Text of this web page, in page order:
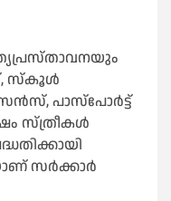
സ്‌കൂള്‍
പാസ്‌പോര്‍ട്ട്
സ്ത്രീകള്‍
സർക്കാർ